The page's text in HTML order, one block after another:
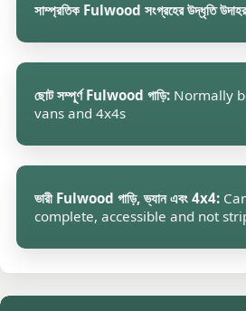
সাম্প্রতিক Fulwood সংগ্রহের উদ্ধৃতি
ছোট সম্পূর্ণ Fulwood গাড়ি: Normally
vans and 4x4s
ভারী Fulwood গাড়ি, ভ্যান এবং 4x4:
complete, accessible and not